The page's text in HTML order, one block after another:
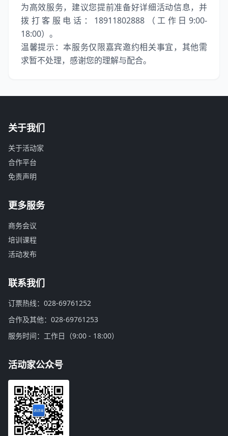
为高效服务，建议您提前准备好详细活动信息，并
拨打客服电话：18911802888（工作日9:00-
18:00）。
温馨提示：本服务仅限嘉宾邀约相关事宜，其他需
求暂不处理，感谢您的理解与配合。
关于我们
关于活动家
合作平台
免责声明
更多服务
商务会议
培训课程
活动发布
联系我们
订票热线：028-69761252
合作及其他：028-69761253
服务时间：工作日（9:00 - 18:00）
活动家公众号